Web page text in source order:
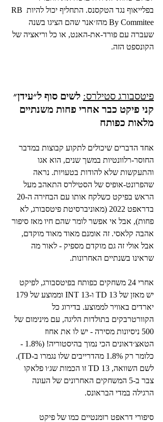
בפלייאוף נגד הטקסנס. התחליף יכול להיות RB
By Commitee מהז׳אנר שהם הציגו בשנה
שעברה עם פורד-את-האנט, או כל וריאציה של
הקונספט הזה.
פיטסבורג סטילרס: לשים סוף ל״עידן״
קני פיקט כבר אחרי פחות משנתיים
מלאות כפותח
אחד הדברים שיכולים לתקוע קבוצות במדבר
החוסר-רלוונטיות במשך שנים, הוא אגו
והתעקשות שלא להודות בטעויות. נראה
שהפרונט-אופיס של הסטילרס התאהב מעל
בדראפט 2022 (מאוניברסיטת פיטסבורג, לא
פחות), אבל אי אפשר לומר שהם חיו מאז סיפור
אהבה קלאסי. זה אומנם מאוד מאוד מוקדם,
אבל אולי זה גם מוקדם מספיק - לאור מה
שראינו בשנתיים האחרונות.
אחרי 24 משחקים כפותח בפיטסבורג, לפיקט
יארדים באוויר לממוצע. בדירוג כל
הקוורטרבקים בתולדות הליגה, עם מינימום של
500 ניסיונות מסירה - יש לו את אחוז
הטאצ׳דאונים הכי נמוך בהיסטוריה! (1.8% -
כלומר רק 1.8% מהדרייבים שלו נגמרו ב-TD).
לשם השוואה, 13 TD זו הכמות שג׳ו פלאקו
צבר ב-5 המשחקים האחרונים של העונה
הרגילה במדי הבראונס.
סיפורי דראפט רומנטיים כמו של פיקט